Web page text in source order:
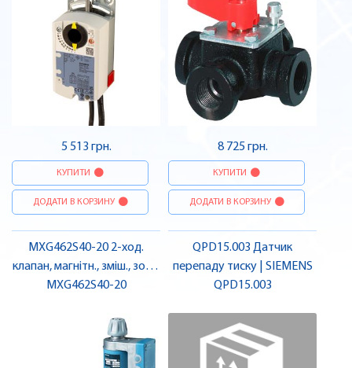
5 513 грн.
КУПИТИ
ДОДАТИ В КОРЗИНУ
8 725 грн.
КУПИТИ
ДОДАТИ В КОРЗИНУ
MXG462S40-20 2-ход.
клапан, магнітн., зміш., зовн.
різьба, DN40 | SIEMENS
MXG462S40-20
QPD15.003 Датчик
перепаду тиску | SIEMENS
QPD15.003